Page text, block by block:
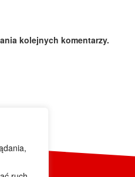
kolejnych komentarzy.